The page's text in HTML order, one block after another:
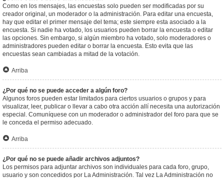
Como en los mensajes, las encuestas solo pueden ser modificadas por su
creador original, un moderador o la administración. Para editar una encuesta,
hay que editar el primer mensaje del tema; este siempre esta asociado a la
encuesta. Si nadie ha votado, los usuarios pueden borrar la encuesta o editar
las opciones. Sin embargo, si algún miembro ha votado, solo moderadores o
administradores pueden editar o borrar la encuesta. Esto evita que las
encuestas sean cambiadas a mitad de la votación.
Arriba
¿Por qué no se puede acceder a algún foro?
Algunos foros pueden estar limitados para ciertos usuarios o grupos y para
visualizar, leer, publicar o llevar a cabo otra acción allí necesita una autorización
especial. Comuníquese con un moderador o administrador del foro para que se
le conceda el permiso adecuado.
Arriba
¿Por qué no se puede añadir archivos adjuntos?
Los permisos para adjuntar archivos son individuales para cada foro, grupo,
usuario y son concedidos por La Administración. Tal vez La Administración no